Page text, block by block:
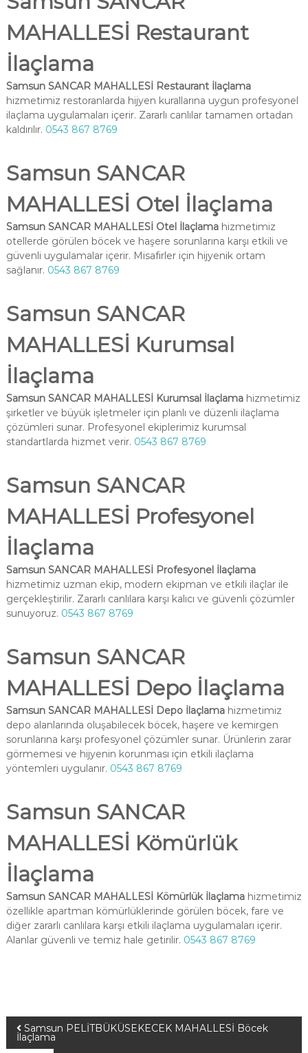
MAHALLESİ Restaurant
İlaçlama
Samsun SANCAR MAHALLESİ Restaurant İlaçlama
hizmetimiz restoranlarda hijyen kurallarına uygun profesyonel
ilaçlama uygulamaları içerir. Zararlı canlılar tamamen ortadan
kaldırılır. 0543 867 8769
Samsun SANCAR
MAHALLESİ Otel İlaçlama
Samsun SANCAR MAHALLESİ Otel İlaçlamahizmetimiz
otellerde görülen böcek ve haşere sorunlarına karşı etkili ve
güvenli uygulamalar içerir. Misafirler için hijyenik ortam
sağlanır. 0543 867 8769
Samsun SANCAR
MAHALLESİ Kurumsal
İlaçlama
Samsun SANCAR MAHALLESİ Kurumsal İlaçlamahizmetimiz
şirketler ve büyük işletmeler için planlı ve düzenli ilaçlama
çözümleri sunar. Profesyonel ekiplerimiz kurumsal
standartlarda hizmet verir. 0543 867 8769
Samsun SANCAR
MAHALLESİ Profesyonel
İlaçlama
Samsun SANCAR MAHALLESİ Profesyonel İlaçlama
hizmetimiz uzman ekip, modern ekipman ve etkili ilaçlar ile
gerçekleştirilir. Zararlı canlılara karşı kalıcı ve güvenli çözümler
sunuyoruz. 0543 867 8769
Samsun SANCAR
MAHALLESİ Depo İlaçlama
Samsun SANCAR MAHALLESİ Depo İlaçlamahizmetimiz
depo alanlarında oluşabilecek böcek, haşere ve kemirgen
sorunlarına karşı profesyonel çözümler sunar. Ürünlerin zarar
görmemesi ve hijyenin korunması için etkili ilaçlama
yöntemleri uygulanır. 0543 867 8769
Samsun SANCAR
MAHALLESİ Kömürlük
İlaçlama
Samsun SANCAR MAHALLESİ Kömürlük İlaçlamahizmetimiz
özellikle apartman kömürlüklerinde görülen böcek, fare ve
diğer zararlı canlılara karşı etkili ilaçlama uygulamaları içerir.
Alanlar güvenli ve temiz hale getirilir. 0543 867 8769
Samsun PELİTBÜKÜSEKECEK MAHALLESİ Böcek
İlaçlama